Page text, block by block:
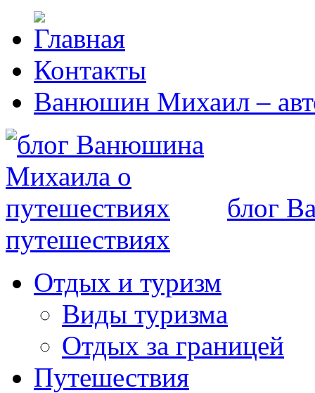
Контакты
Ванюшин Михаил –
блог
путешествиях
Отдых и туризм
Виды туризма
Отдых за границей
Путешествия